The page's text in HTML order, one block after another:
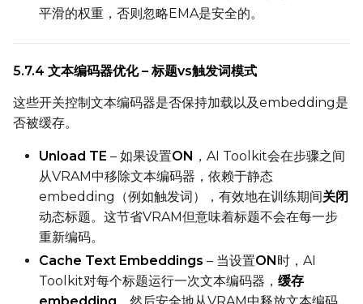
平滑的权重，否则忽略EMA是安全的。
5.7.4 文本编码器优化 – 标题vs触发词模式
这些开关控制文本编码器是否保持加载以及embedding是
否被缓存。
Unload TE – 如果设置ON ，AI Toolkit会在步骤之间
从VRAM中移除文本编码器，依赖于静态
embedding（例如触发词），有效地在训练期间关闭
动态标题。这节省VRAM但意味着标题不会在每一步
重新编码。
Cache Text Embeddings – 当设置ON时，AI
Toolkit对每个标题运行一次文本编码器， 缓存